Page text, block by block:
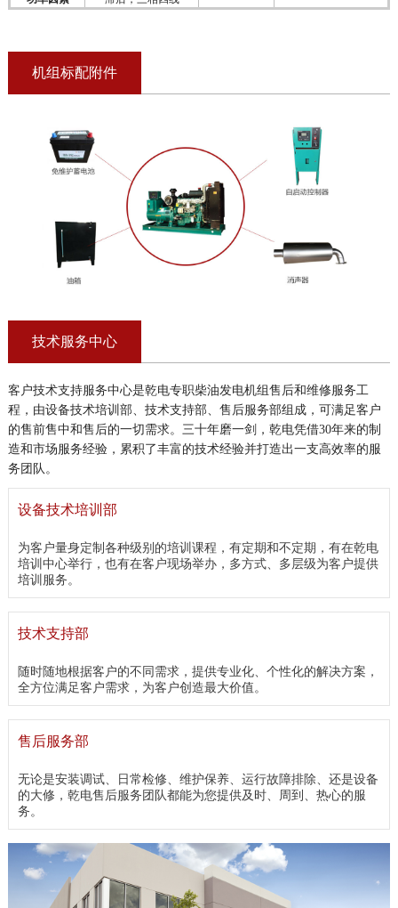
机组标配附件
技术服务中心
客户技术支持服务中心是乾电专职柴油发电机组售后和维修服务工
程，由设备技术培训部、技术支持部、售后服务部组成，可满足客户
的售前售中和售后的一切需求。三十年磨一剑，乾电凭借30年来的制
造和市场服务经验，累积了丰富的技术经验并打造出一支高效率的服
务团队。
设备技术培训部
为客户量身定制各种级别的培训课程，有定期和不定期，有在乾电
培训中心举行，也有在客户现场举办，多方式、多层级为客户提供
培训服务。
技术支持部
随时随地根据客户的不同需求，提供专业化、个性化的解决方案，
全方位满足客户需求，为客户创造最大价值。
售后服务部
无论是安装调试、日常检修、维护保养、运行故障排除、还是设备
的大修，乾电售后服务团队都能为您提供及时、周到、热心的服
务。